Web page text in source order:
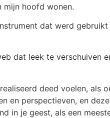
mijn hoofd wonen.
dat werd
dat leek te verschuiven
deed voelen, als
en perspectieven, en
in je geest, als een